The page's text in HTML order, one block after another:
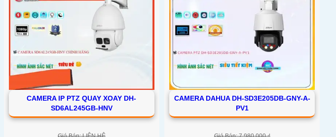
CAMERA IP PTZ QUAY XOAY DH-
SD6AL245GB-HNV
CAMERA DAHUA DH-SD3E205DB-GNY-A-
PV1